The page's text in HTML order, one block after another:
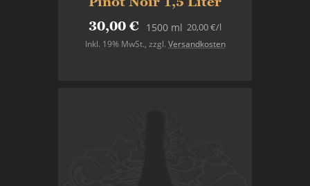
30,00 € 1500 ml
Inkl. 19% MwSt., zzgl. Versandkosten
20,00 €/l